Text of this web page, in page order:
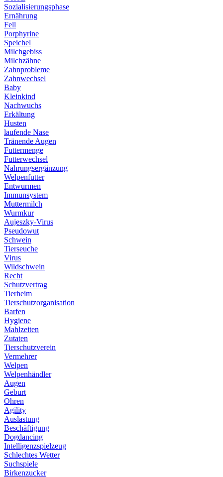
Sozialisierungsphase
Ernährung
Fell
Porphyrine
Speichel
Milchgebiss
Milchzähne
Zahnprobleme
Zahnwechsel
Baby
Kleinkind
Nachwuchs
Erkältung
Husten
laufende Nase
Tränende Augen
Futtermenge
Futterwechsel
Nahrungsergänzung
Welpenfutter
Entwurmen
Immunsystem
Muttermilch
Wurmkur
Aujeszky-Virus
Pseudowut
Schwein
Tierseuche
Virus
Wildschwein
Recht
Schutzvertrag
Tierheim
Tierschutzorganisation
Barfen
Hygiene
Mahlzeiten
Zutaten
Tierschutzverein
Vermehrer
Welpen
Welpenhändler
Augen
Geburt
Ohren
Agility
Auslastung
Beschäftigung
Dogdancing
Intelligenzspielzeug
Schlechtes Wetter
Suchspiele
Birkenzucker